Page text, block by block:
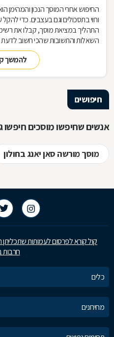
החיפוש אחרי המוסך הנכון והמהימן
ורווי בתסכולים וגם בעצבים. כדי
התהליך במציאת מוסך, קבלו את
השאלות והתשובות שהכי חשוב
להמשך
חיפושים
אנשים שחיפשו מוסכים חיפשו
מוסך מורשה סאן יאנג בחולון
קול קורא לפרסום לעמותות
חרבות
כלים
מחירונים